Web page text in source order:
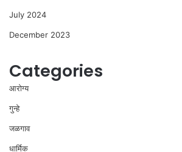
July 2024
December 2023
Categories
आरोग्य
गुन्हे
जळगाव
धार्मिक